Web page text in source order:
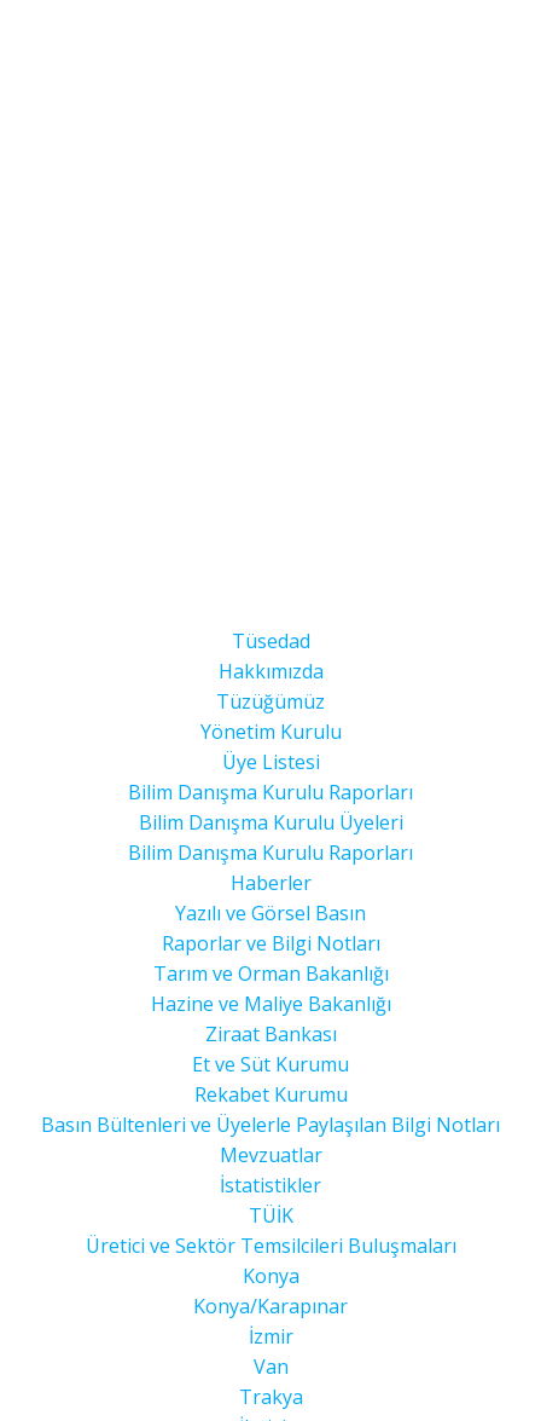
Tüsedad
Hakkımızda
Tüzüğümüz
Yönetim Kurulu
Üye Listesi
Bilim Danışma Kurulu Raporları
Bilim Danışma Kurulu Üyeleri
Bilim Danışma Kurulu Raporları
Haberler
Yazılı ve Görsel Basın
Raporlar ve Bilgi Notları
Tarım ve Orman Bakanlığı
Hazine ve Maliye Bakanlığı
Ziraat Bankası
Et ve Süt Kurumu
Rekabet Kurumu
Basın Bültenleri ve Üyelerle Paylaşılan Bilgi Notları
Mevzuatlar
İstatistikler
TÜİK
Üretici ve Sektör Temsilcileri Buluşmaları
Konya
Konya/Karapınar
İzmir
Van
Trakya